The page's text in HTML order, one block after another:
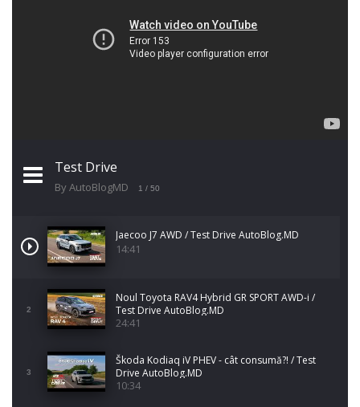
Test Drive
By AutoBlogMD 1 / 50
Jaecoo J7 AWD / Test Drive AutoBlog.MD
14:41
2
Noul Toyota RAV4 Hybrid GR SPORT AWD-i /
Test Drive AutoBlog.MD
24:41
3
Škoda Kodiaq iV PHEV - cât consumă?! / Test
Drive AutoBlog.MD
10:34